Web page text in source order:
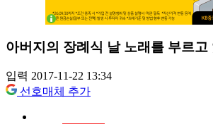
아버지의 장례식 날 노래를 부르고
입력 2017-11-22 13:34
선호매체 추가